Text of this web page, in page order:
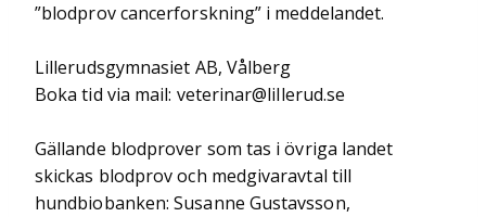
”blodprov cancerforskning” i meddelandet.
Lillerudsgymnasiet AB, Vålberg
Boka tid via mail: veterinar@lillerud.se
Gällande blodprover som tas i övriga landet
skickas blodprov och medgivaravtal till
hundbiobanken: Susanne Gustavsson,